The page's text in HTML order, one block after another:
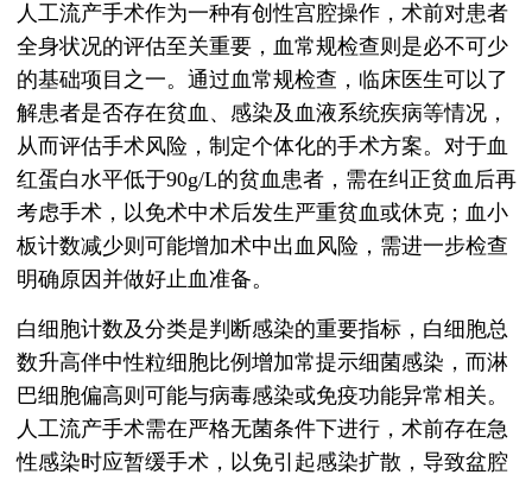
人工流产手术作为一种有创性宫腔操作，术前对患者
全身状况的评估至关重要，血常规检查则是必不可少
的基础项目之一。通过血常规检查，临床医生可以了
解患者是否存在贫血、感染及血液系统疾病等情况，
从而评估手术风险，制定个体化的手术方案。对于血
红蛋白水平低于90g/L的贫血患者，需在纠正贫血后再
考虑手术，以免术中术后发生严重贫血或休克；血小
板计数减少则可能增加术中出血风险，需进一步检查
明确原因并做好止血准备。
白细胞计数及分类是判断感染的重要指标，白细胞总
数升高伴中性粒细胞比例增加常提示细菌感染，而淋
巴细胞偏高则可能与病毒感染或免疫功能异常相关。
人工流产手术需在严格无菌条件下进行，术前存在急
性感染时应暂缓手术，以免引起感染扩散，导致盆腔